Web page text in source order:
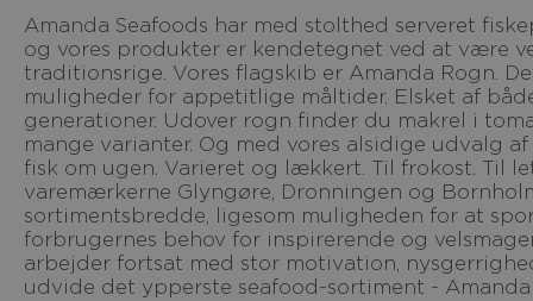
Amanda Seafoods har med stolthed serveret fiskepålæg for alle generationer i mere end 100 år,
og vores produkter er kendetegnet ved at være
traditionsrige. Vores flagskib er Amanda Rogn.
muligheder for appetitlige måltider. Elsket af
generationer. Udover rogn finder du makrel i
mange varianter. Og med vores alsidige udvalg
fisk om ugen. Varieret og lækkert. Til frokost. Til
varemærkerne Glyngøre, Dronningen og
sortimentsbredde, ligesom muligheden for at
forbrugernes behov for inspirerende og
arbejder fortsat med stor motivation,
udvide det ypperste seafood-sortiment -